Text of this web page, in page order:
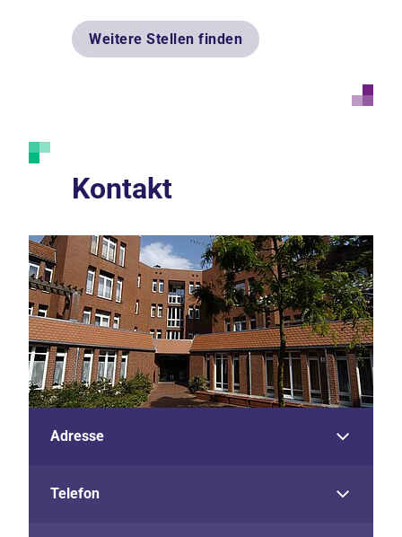
Weitere Stellen finden
Kontakt
Adresse
Telefon